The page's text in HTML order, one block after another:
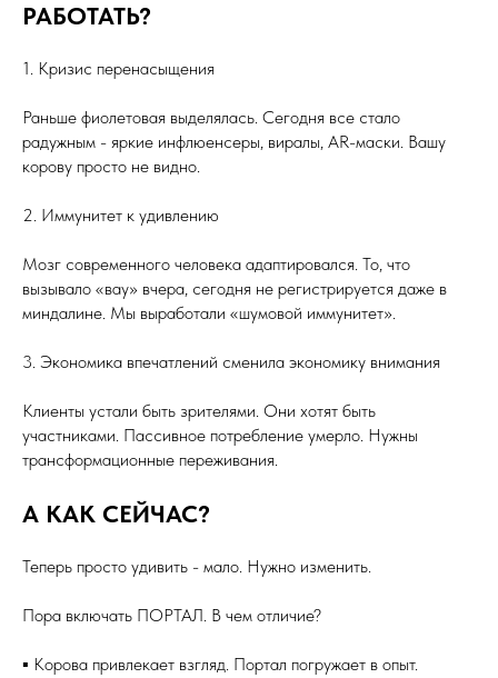
РАБОТАТЬ?
1. Кризис перенасыщения
Раньше фиолетовая выделялась. Сегодня все стало
радужным - яркие инфлюенсеры, виралы, AR-маски. Вашу
корову просто не видно.
2. Иммунитет к удивлению
Мозг современного человека адаптировался. То, что
вызывало «вау» вчера, сегодня не регистрируется даже в
миндалине. Мы выработали «шумовой иммунитет».
3. Экономика впечатлений сменила экономику внимания
Клиенты устали быть зрителями. Они хотят быть
участниками. Пассивное потребление умерло. Нужны
трансформационные переживания.
А КАК СЕЙЧАС?
Теперь просто удивить - мало. Нужно изменить.
Пора включать ПОРТАЛ. В чем отличие?
▪️ Корова привлекает взгляд. Портал погружает в опыт.